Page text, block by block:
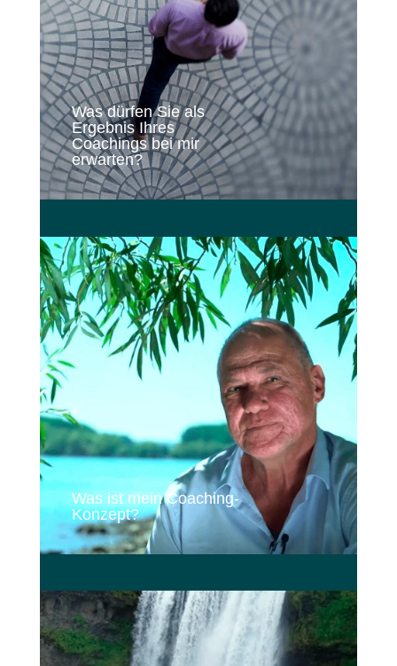
Was dürfen Sie als
Ergebnis Ihres
Coachings bei mir
erwarten?
Was ist mein Coaching-
Konzept?